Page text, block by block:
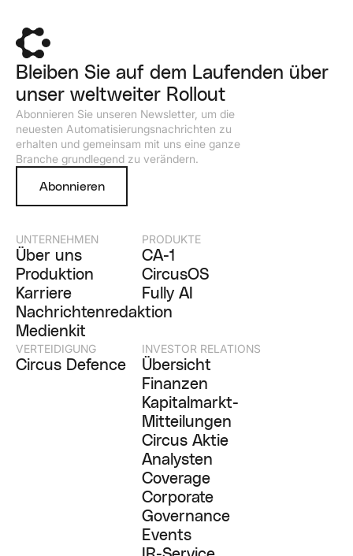
Bleiben Sie auf dem Laufenden über
unser weltweiter Rollout
Abonnieren Sie unseren Newsletter, um die
neuesten Automatisierungsnachrichten zu
erhalten und gemeinsam mit uns eine ganze
Branche grundlegend zu verändern.
Abonnieren
UNTERNEHMEN
Über uns
Produktion
Karriere
Nachrichtenredaktion
Medienkit
PRODUKTE
CA-1
CircusOS
Fully AI
VERTEIDIGUNG
Circus Defence
INVESTOR RELATIONS
Übersicht
Finanzen
Kapitalmarkt-
Mitteilungen
Circus Aktie
Analysten
Coverage
Corporate
Governance
Events